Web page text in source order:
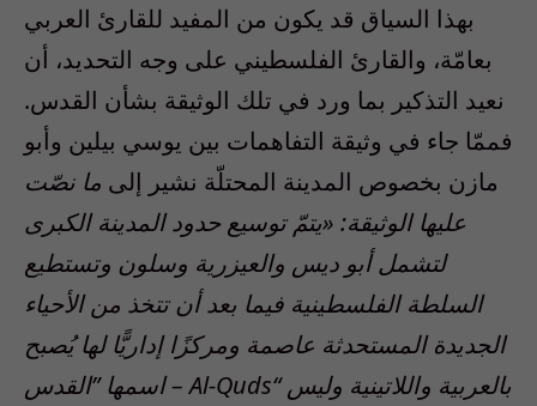
بهذا السياق قد يكون من المفيد للقارئ العربي
بعامّة، والقارئ الفلسطيني على وجه التحديد، أن
نعيد التذكير بما ورد في تلك الوثيقة بشأن القدس.
فممّا جاء في وثيقة التفاهمات بين يوسي بيلين وأبو
مازن بخصوص المدينة المحتلّة نشير إلى ما نصّت
عليها الوثيقة: «يتمّ توسيع حدود المدينة الكبرى
لتشمل أبو ديس والعيزرية وسلون وتستطيع
السلطة الفلسطينية فيما بعد أن تتخذ من الأحياء
الجديدة المستحدثة عاصمة ومركزًا إداريًّا لها يُصبح
اسمها ”القدس – Al-Quds“ بالعربية واللاتينية وليس